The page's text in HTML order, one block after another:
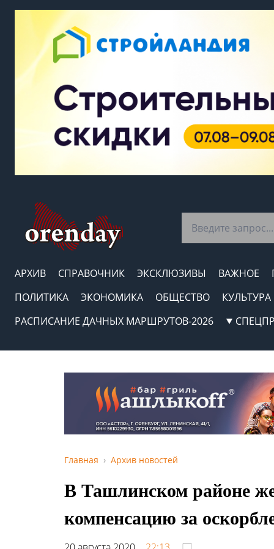
АРХИВ СПРАВОЧНИК ЭКСКЛЮЗИВЫ ВАЖНОЕ
ПОЛИТИКА
ЭКОНОМИКА ОБЩЕСТВО
КУЛЬТУРА
РАСПИСАНИЕ ДАЧНЫХ МАРШРУТОВ-2026
Главная Архив новостей
В Ташлинском районе
компенсацию за